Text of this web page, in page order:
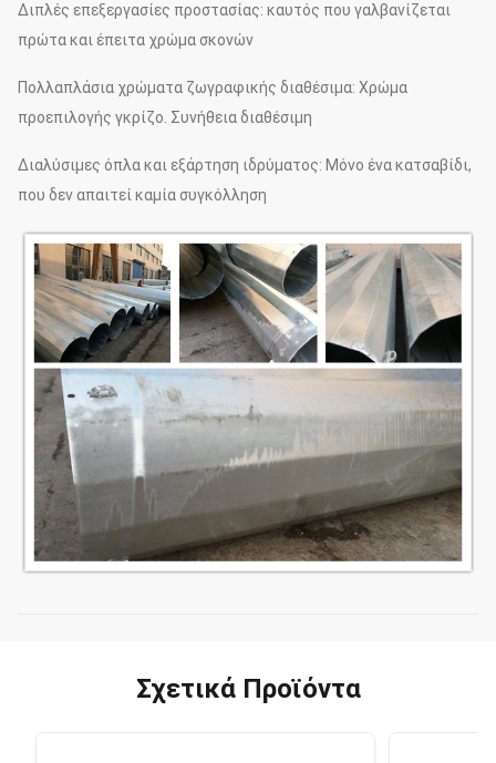
Διπλές επεξεργασίες προστασίας: καυτός που γαλβανίζεται
πρώτα και έπειτα χρώμα σκονών
Πολλαπλάσια χρώματα ζωγραφικής διαθέσιμα: Χρώμα
προεπιλογής γκρίζο. Συνήθεια διαθέσιμη
Διαλύσιμες όπλα και εξάρτηση ιδρύματος: Μόνο ένα κατσαβίδι,
που δεν απαιτεί καμία συγκόλληση
Σχετικά Προϊόντα